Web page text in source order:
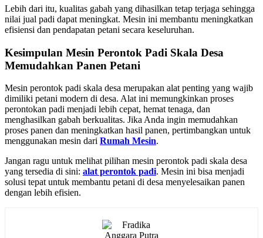
Lebih dari itu, kualitas gabah yang dihasilkan tetap terjaga sehingga
nilai jual padi dapat meningkat. Mesin ini membantu meningkatkan
efisiensi dan pendapatan petani secara keseluruhan.
Kesimpulan Mesin Perontok Padi Skala Desa
Memudahkan Panen Petani
Mesin perontok padi skala desa merupakan alat penting yang wajib
dimiliki petani modern di desa. Alat ini memungkinkan proses
perontokan padi menjadi lebih cepat, hemat tenaga, dan
menghasilkan gabah berkualitas. Jika Anda ingin memudahkan
proses panen dan meningkatkan hasil panen, pertimbangkan untuk
menggunakan mesin dari Rumah Mesin.
Jangan ragu untuk melihat pilihan mesin perontok padi skala desa
yang tersedia di sini: alat perontok padi. Mesin ini bisa menjadi
solusi tepat untuk membantu petani di desa menyelesaikan panen
dengan lebih efisien.